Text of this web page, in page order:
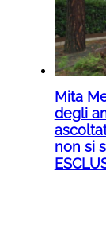
Mita
degli
non si